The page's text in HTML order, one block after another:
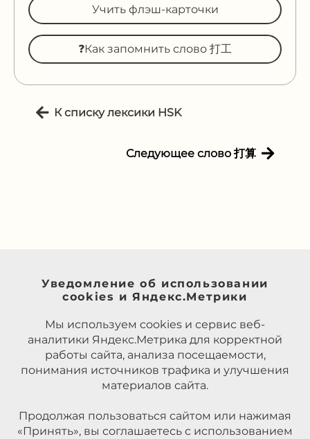
Учить флэш-карточки
❓Как запомнить слово 打工
К списку лексики HSK
Следующее слово 打算
Уведомление об использовании
cookies и Яндекс.Метрики
Мы используем cookies и сервис веб-
аналитики Яндекс.Метрика для корректной
работы сайта, анализа посещаемости,
понимания источников трафика и улучшения
материалов сайта.
Продолжая пользоваться сайтом или нажимая
«Принять», вы соглашаетесь с использованием